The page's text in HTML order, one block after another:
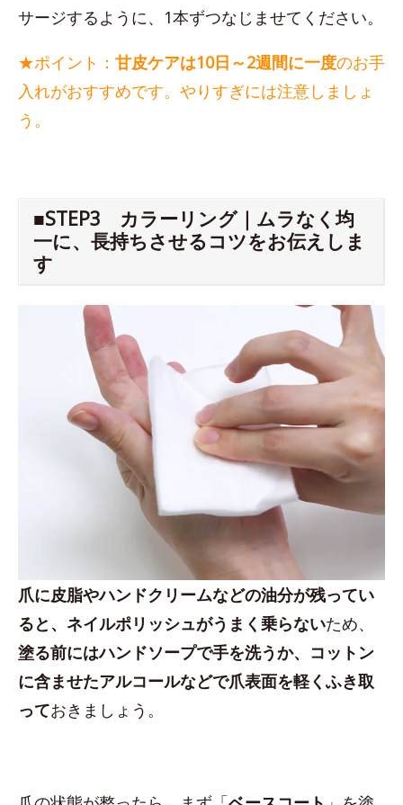
サージするように、1本ずつなじませてください。
★ポイント： 甘皮ケアは10日～2週間に一度のお手
入れがおすすめです。やりすぎには注意しましょ
う。
■STEP3 カラーリング｜ムラなく均
一に、長持ちさせるコツをお伝えしま
す
爪に皮脂やハンドクリームなどの油分が残ってい
ると、ネイルポリッシュがうまく乗らないため、
塗る前にはハンドソープで手を洗うか、コットン
に含ませたアルコールなどで爪表面を軽くふき取
っておきましょう。